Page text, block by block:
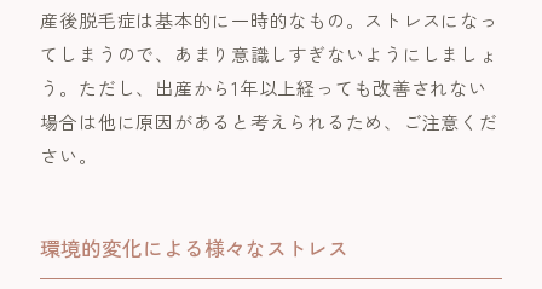
産後脱毛症は基本的に一時的なもの。ストレスになっ
てしまうので、あまり意識しすぎないようにしましょ
う。ただし、出産から1年以上経っても改善されない
場合は他に原因があると考えられるため、ご注意くだ
さい。
環境的変化による様々なストレス